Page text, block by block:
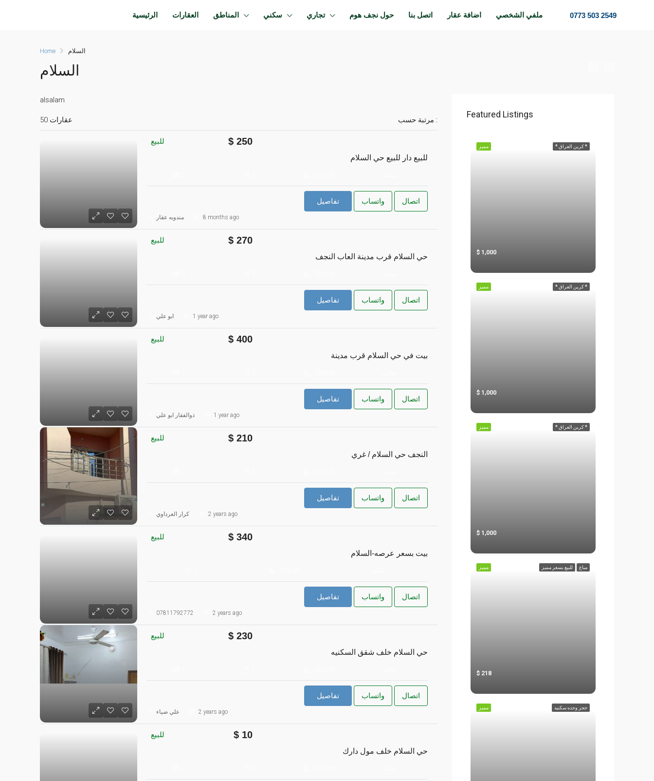
الرئيسية العقارات المناطق سكني تجاري حول نجف هوم اتصل بنا اضافة عقار ملفي الشخصي 0773 503 2549
Home السلام
السلام
alsalam
50 عقارات مرتبة حسب :
للبيع
للبيع دار للبيع حي السلام
250
تفاصيل واتساب اتصال
مندوبه عقار 8 months ago
للبيع
حي السلام قرب مدينة العاب النجف
270
تفاصيل واتساب اتصال
ابو علي 1 year ago
للبيع
بيت في حي السلام قرب مدينة
400
تفاصيل واتساب اتصال
ذوالفقار ابو علي 1 year ago
للبيع
النجف حي السلام / غري
210
تفاصيل واتساب اتصال
كرار العرداوي 2 years ago
للبيع
بيت بسعر عرصه-السلام
340
تفاصيل واتساب اتصال
07811792772 2 years ago
للبيع
حي السلام خلف شقق السكنيه
230
تفاصيل واتساب اتصال
علي ضياء 2 years ago
للبيع
حي السلام خلف مول دارك
10
Featured Listings
* كرين العراق * مميز
1,000
* كرين العراق * مميز
1,000
* كرين العراق * مميز
1,000
للبيع بسعر مميز مباع مميز
218
حجز وحده سكنيه مميز